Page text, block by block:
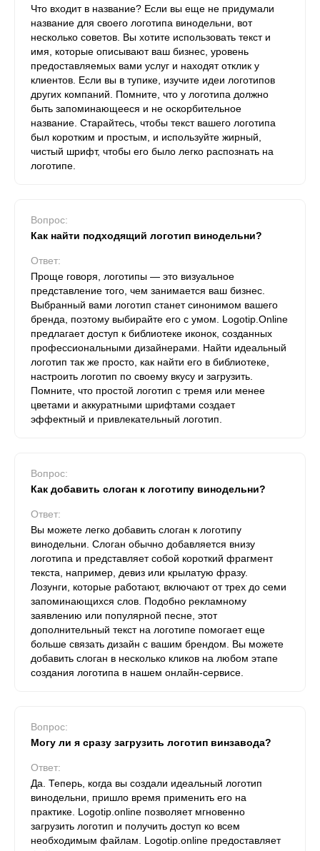
Что входит в название? Если вы еще не придумали
название для своего логотипа винодельни, вот
несколько советов. Вы хотите использовать текст и
имя, которые описывают ваш бизнес, уровень
предоставляемых вами услуг и находят отклик у
клиентов. Если вы в тупике, изучите идеи логотипов
других компаний. Помните, что у логотипа должно
быть запоминающееся и не оскорбительное
название. Старайтесь, чтобы текст вашего логотипа
был коротким и простым, и используйте жирный,
чистый шрифт, чтобы его было легко распознать на
логотипе.
Вопрос:
Как найти подходящий логотип винодельни?
Ответ:
Проще говоря, логотипы — это визуальное
представление того, чем занимается ваш бизнес.
Выбранный вами логотип станет синонимом вашего
бренда, поэтому выбирайте его с умом. Logotip.Online
предлагает доступ к библиотеке иконок, созданных
профессиональными дизайнерами. Найти идеальный
логотип так же просто, как найти его в библиотеке,
настроить логотип по своему вкусу и загрузить.
Помните, что простой логотип с тремя или менее
цветами и аккуратными шрифтами создает
эффектный и привлекательный логотип.
Вопрос:
Как добавить слоган к логотипу винодельни?
Ответ:
Вы можете легко добавить слоган к логотипу
винодельни. Слоган обычно добавляется внизу
логотипа и представляет собой короткий фрагмент
текста, например, девиз или крылатую фразу.
Лозунги, которые работают, включают от трех до семи
запоминающихся слов. Подобно рекламному
заявлению или популярной песне, этот
дополнительный текст на логотипе помогает еще
больше связать дизайн с вашим брендом. Вы можете
добавить слоган в несколько кликов на любом этапе
создания логотипа в нашем онлайн-сервисе.
Вопрос:
Могу ли я сразу загрузить логотип винзавода?
Ответ:
Да. Теперь, когда вы создали идеальный логотип
винодельни, пришло время применить его на
практике. Logotip.online позволяет мгновенно
загрузить логотип и получить доступ ко всем
необходимым файлам. Logotip.online предоставляет